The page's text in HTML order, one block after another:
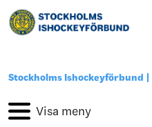
Stockholms Ishockeyförbund